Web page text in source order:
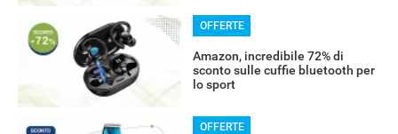
OFFERTE
Amazon, incredibile 72% di
sconto sulle cuffie bluetooth per
lo sport
OFFERTE